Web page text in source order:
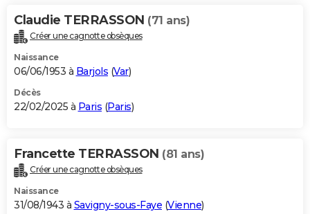
Claudie TERRASSON (71 ans)
Créer une cagnotte obsèques
Naissance
06/06/1953 à Barjols (Var)
Décès
22/02/2025 à Paris (Paris)
Francette TERRASSON (81 ans)
Créer une cagnotte obsèques
Naissance
31/08/1943 à Savigny-sous-Faye (Vienne)